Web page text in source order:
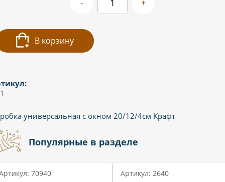
- +
В корзину
универсальная с окном 20/12/4см Крафт
Популярные в разделе
70940 Артикул: 2640